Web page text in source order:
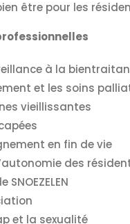
être pour les
à la
et les soins
vieillissantes
en fin de vie
des
et la sexualité